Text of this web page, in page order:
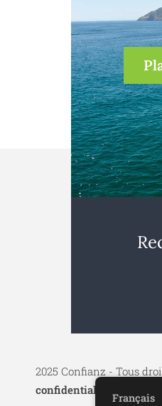
2025 Confianz - Tous
confidentialité
| KBO
Français